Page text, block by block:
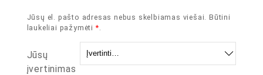
Jūsų el. pašto adresas nebus skelbiamas viešai. Būtini
laukeliai pažymėti *
Jūsų
įvertinimas